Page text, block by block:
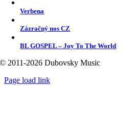
Verbena
Zázračný nos CZ
BL GOSPEL – Joy To The World
© 2011-2026 Dubovsky Music
Page load link